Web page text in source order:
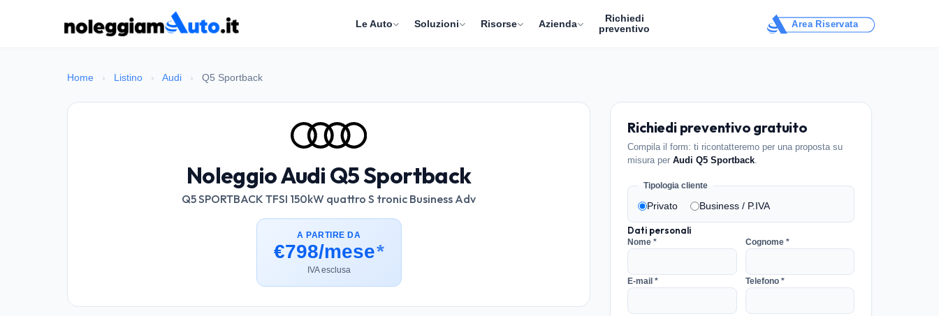
Le Auto Soluzioni Risorse Azienda
Richiedi
preventivo
Area Riservata
Home › Listino › Audi › Q5 Sportback
Noleggio Audi Q5 Sportback
Q5 SPORTBACK TFSI 150kW quattro S tronic Business Adv
A PARTIRE DA
€798/mese*
IVA esclusa
Richiedi preventivo gratuito
Compila il form: ti ricontatteremo per una proposta su
misura perAudi Q5 Sportback.
Tipologia cliente
Privato Business / P.IVA
Dati personali
Nome * Cognome *
E-mail * Telefono *